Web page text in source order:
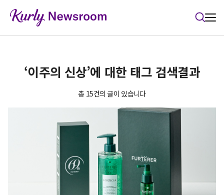
‘이주의 신상’에 대한 태그 검색결과
총 15건의 글이 있습니다